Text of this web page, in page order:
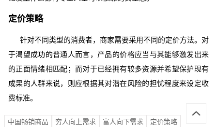
定价策略
针对不同类型的消费者，商家需要采用不同的定价方法。对
于渴望成功的普通人而言，产品的价格应当与其能够激发出来
的正面情绪相匹配；而对于已经拥有较多资源并希望保护现有
成果的人群来说，则应根据其对潜在风险的担忧程度来设定收
费标准。
中国畅销商品 穷人向上需求 富人向下需求 定价策略